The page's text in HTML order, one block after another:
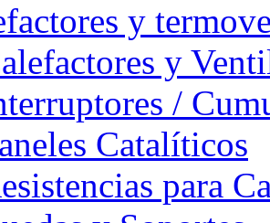
y
y
/
Catalíticos
para